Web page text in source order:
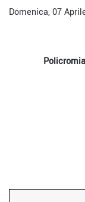
Domenica, 07